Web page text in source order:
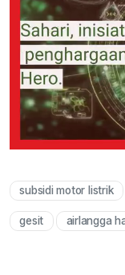
subsidi motor listrik
gesit airlangga